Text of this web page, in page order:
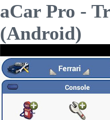
aCar Pro -
(Android)